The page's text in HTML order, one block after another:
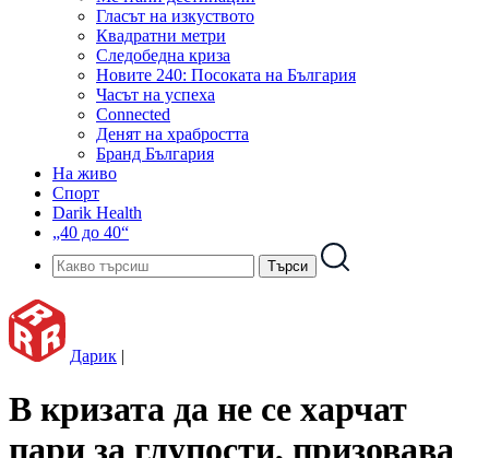
Гласът на изкуството
Квадратни метри
Следобедна криза
Новите 240: Посоката на България
Часът на успеха
Connected
Денят на храбростта
Бранд България
На живо
Спорт
Darik Health
„40 до 40“
Дарик |
В кризата да не се харчат
пари за глупости, призовава